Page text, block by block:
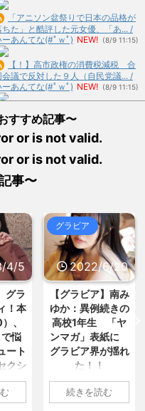
「アニソン盆祭りで日本の品格が
ちた」と酷評した元女優、「あ... /
ーあんてな(#ﾟｗﾟ) NEW! (8/9 11:15)
【！】高市政権の消費税減税 合
会議で反対した９人（自民党議... /
ーあんてな(#ﾟｗﾟ) NEW! (8/9 11:15)
【毎日新聞】『自然災害は止めら
ないが、戦争はめられる』イオ... /
ーあんてな(#ﾟｗﾟ) NEW!
高市内閣の方針に反対した自民党
あんてな(#ﾟｗﾟ)
万円以上のSUVタイプ... / 5ch
とめMAP(総合) NEW! (8/9 11:09)
元ジャンポケ斎藤さん、求刑直後
妙な髪形でライブ配信してギフ... /
まとめMAP(総合) NEW!
(8/9
本来悪い意味じゃないのにもはや
イナスイメージしかない言葉ｗ... /
まとめMAP(総合) NEW!
(8/9
【朗報】みい山作者・亜月ねねち
んがチョロくて可愛い / 5chまとめ
総合)
(8/9 11:05)
韓国人「昨日韓国YGエンタ社屋
アをゴルフクラブでたたいた女... /
まとめMAP(総合) NEW! (8/9
すすめ記事〜
or is not valid.
or is not valid.
事〜
4/5
グラ
！本
、
悩
ート
クシ
ンジ
露
グラビア
2022/6/20
【グラビア】南み
ゆか：異例続きの
高校1年生 「ヤ
ンマガ」表紙に
グラビア界が揺れ
た！！
1: 名無しさん
2022/06/20(月)
続きを読む